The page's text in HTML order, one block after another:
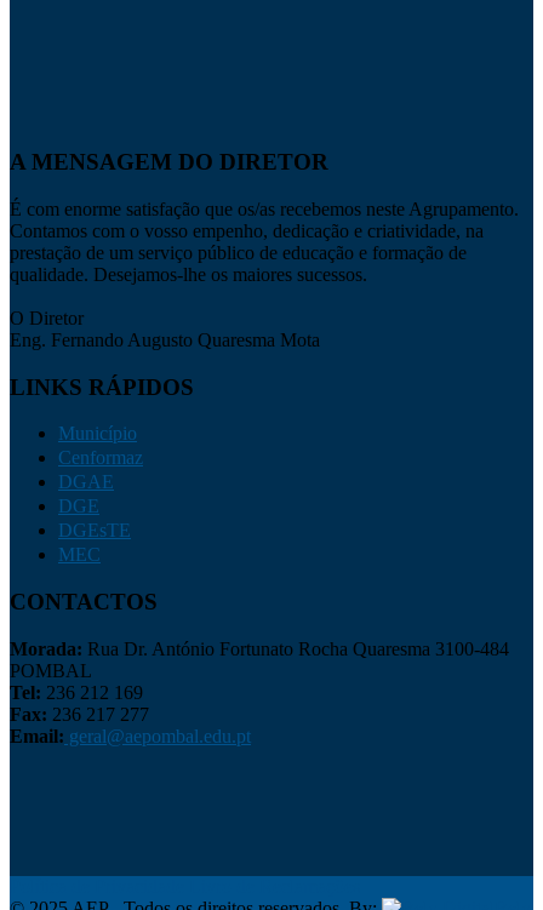
A MENSAGEM DO DIRETOR
É com enorme satisfação que os/as recebemos neste Agrupamento.
Contamos com o vosso empenho, dedicação e criatividade, na
prestação de um serviço público de educação e formação de
qualidade. Desejamos-lhe os maiores sucessos.
O Diretor
Eng. Fernando Augusto Quaresma Mota
LINKS RÁPIDOS
Município
Cenformaz
DGAE
DGE
DGEsTE
MEC
CONTACTOS
Morada: Rua Dr. António Fortunato Rocha Quaresma 3100-484
POMBAL
Tel: 236 212 169
Fax: 236 217 277
Email: geral@aepombal.edu.pt